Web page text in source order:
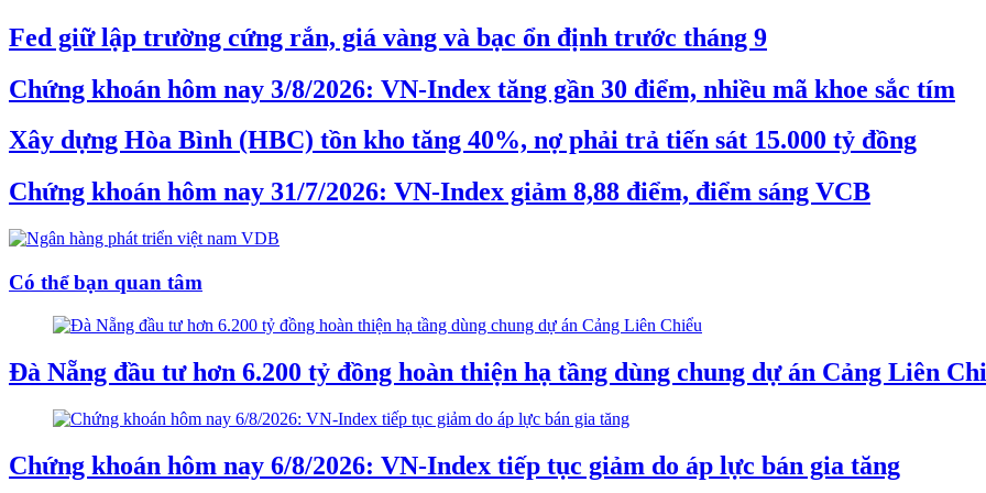
Fed giữ lập trường cứng rắn, giá vàng và bạc ổn định trước tháng 9
Chứng khoán hôm nay 3/8/2026: VN-Index tăng gần 30 điểm, nhiều mã khoe sắc tím
Xây dựng Hòa Bình (HBC) tồn kho tăng 40%, nợ phải trả tiến sát 15.000 tỷ đồng
Chứng khoán hôm nay 31/7/2026: VN-Index giảm 8,88 điểm, điểm sáng VCB
Có thể bạn quan tâm
Đà Nẵng đầu tư hơn 6.200 tỷ đồng hoàn thiện hạ tầng dùng chung dự án Cảng Liên
Chứng khoán hôm nay 6/8/2026: VN-Index tiếp tục giảm do áp lực bán gia tăng